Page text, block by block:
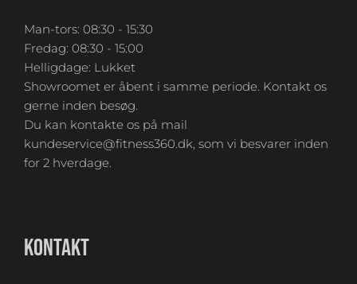
Man-tors: 08:30 - 15:30
Fredag: 08:30 - 15:00
Helligdage: Lukket
Showroomet er åbent i samme periode. Kontakt os
gerne inden besøg.
Du kan kontakte os på mail
kundeservice@fitness360.dk, som vi besvarer inden
for 2 hverdage.
KONTAKT